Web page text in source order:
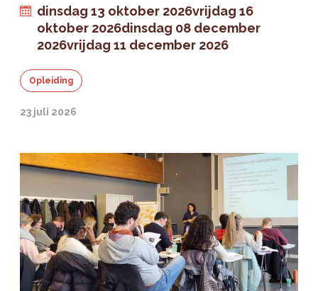
dinsdag 13 oktober 2026vrijdag 16
oktober 2026dinsdag 08 december
2026vrijdag 11 december 2026
Opleiding
23 juli 2026